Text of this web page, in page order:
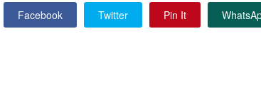
Facebook Twitter Pin It